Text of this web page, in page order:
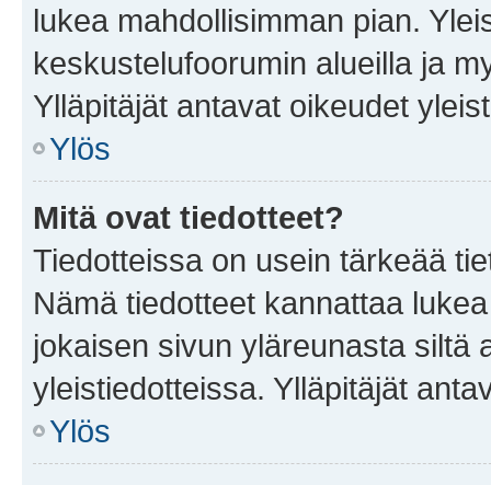
lukea mahdollisimman pian.
keskustelufoorumin alueilla ja
Ylläpitäjät antavat oikeudet
Ylös
Mitä ovat tiedotteet?
Tiedotteissa on usein tärkeää
Nämä tiedotteet kannattaa
jokaisen sivun yläreunasta siltä
yleistiedotteissa. Ylläpitäjät
Ylös